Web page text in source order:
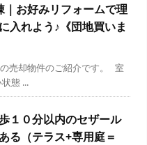
｜お好みリフォームで理
入れよう♪《団地買いま
売却物件のご紹介です。 室
態 ...
１０分以内のセザール
る（テラス+専用庭＝